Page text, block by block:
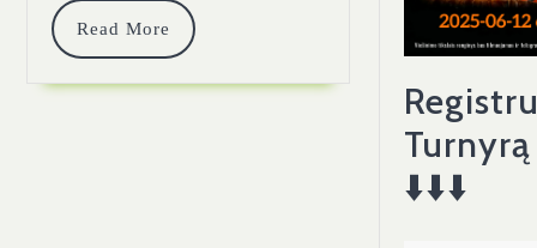
Read More
Read
⬇️⬇️⬇️